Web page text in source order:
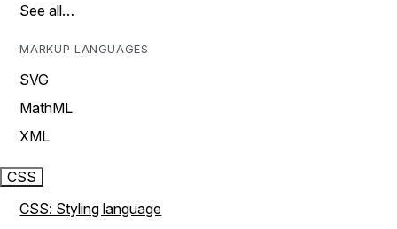
See all…
MARKUP LANGUAGES
SVG
MathML
XML
CSS
CSS: Styling language